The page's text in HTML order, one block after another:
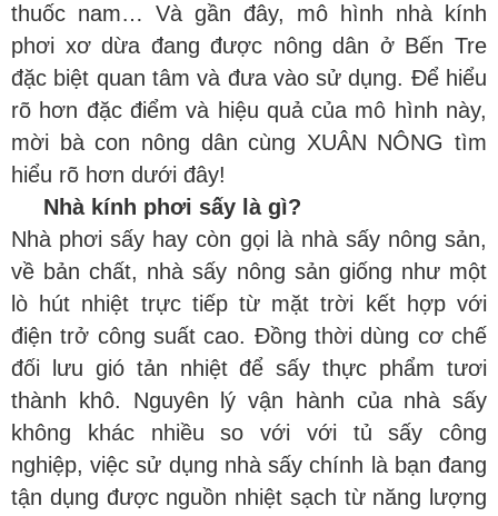
thuốc nam… Và gần đây, mô hình nhà kính
phơi xơ dừa đang được nông dân ở Bến Tre
đặc biệt quan tâm và đưa vào sử dụng. Để hiểu
rõ hơn đặc điểm và hiệu quả của mô hình này,
mời bà con nông dân cùng XUÂN NÔNG tìm
hiểu rõ hơn dưới đây!
Nhà kính phơi sấy là gì?
Nhà phơi sấy hay còn gọi là nhà sấy nông sản,
về bản chất, nhà sấy nông sản giống như một
lò hút nhiệt trực tiếp từ mặt trời kết hợp với
điện trở công suất cao. Đồng thời dùng cơ chế
đối lưu gió tản nhiệt để sấy thực phẩm tươi
thành khô. Nguyên lý vận hành của nhà sấy
không khác nhiều so với với tủ sấy công
nghiệp, việc sử dụng nhà sấy chính là bạn đang
tận dụng được nguồn nhiệt sạch từ năng lượng